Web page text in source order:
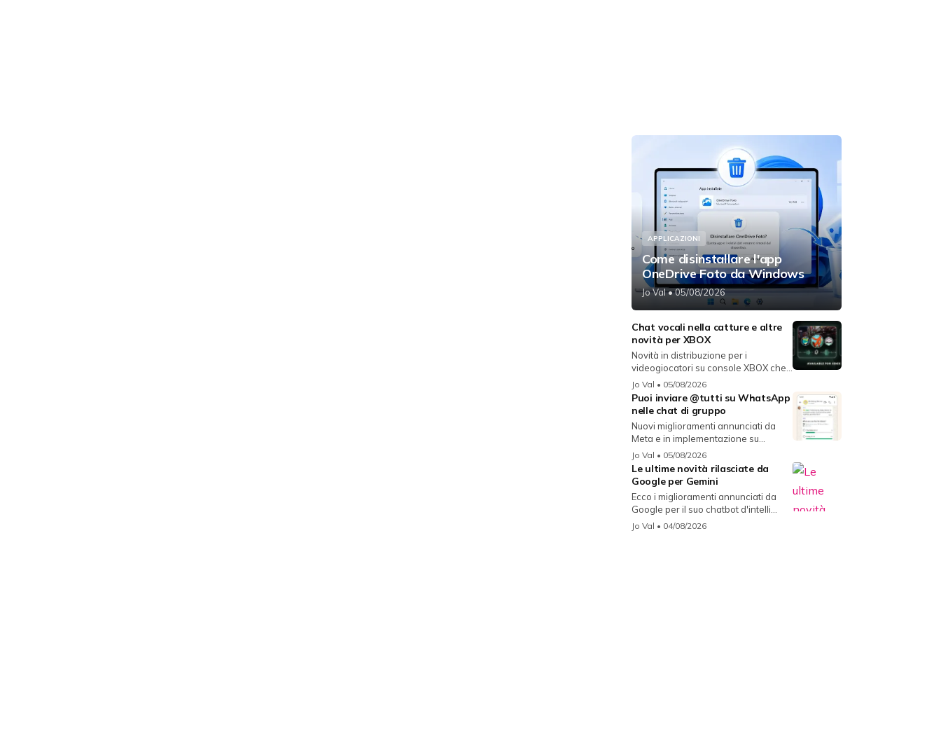
APPLICAZIONI
Come disinstallare l'app
OneDrive Foto da Windows
Jo Val• 05/08/2026
Chat vocali nella catture e altre
novità per XBOX
Novità in distribuzione per i
videogiocatori su console XBOX che
migli...
Jo Val • 05/08/2026
Puoi inviare @tutti su WhatsApp
nelle chat di gruppo
Nuovi miglioramenti annunciati da
Meta e in implementazione su
WhatsAp...
Jo Val • 05/08/2026
Le ultime novità rilasciate da
Google per Gemini
Ecco i miglioramenti annunciati da
Google per il suo chatbot d'intelli...
Jo Val • 04/08/2026